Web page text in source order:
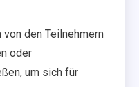
den Teilnehmern
oder
um sich für